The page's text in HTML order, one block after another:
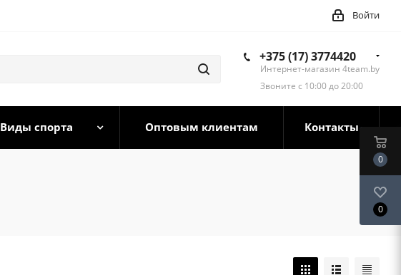
Войти
+375 (17) 3774420
Интернет-магазин 4team.by
Звоните с 10:00 до 20:00
Виды спорта Оптовым клиентам Контакты
0
0